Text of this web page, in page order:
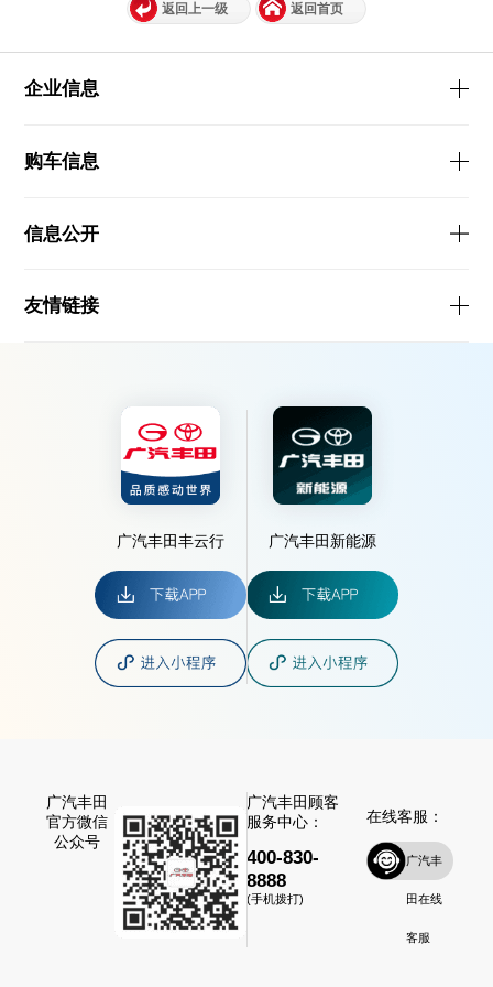
返回上一级 返回首页
企业信息
购车信息
信息公开
友情链接
广汽丰田丰云行 广汽丰田新能源
广汽丰田
官方微信
公众号
广汽丰田顾客
服务中心：
400-830-
8888
(手机拨打)
在线客服：
广汽丰
田在线
客服